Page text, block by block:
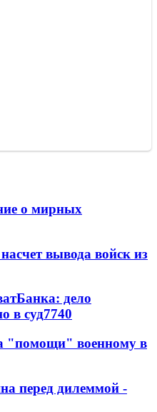
о мирных
вывода войск из
дело
в суд7740
"помощи" военному в
перед дилеммой -